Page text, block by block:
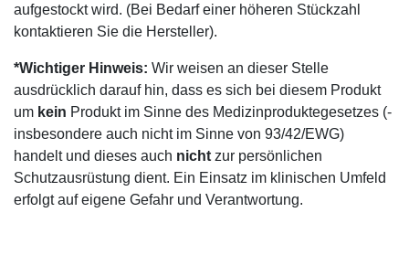
aufgestockt wird. (Bei Bedarf einer höheren Stückzahl
kontaktieren Sie die Hersteller).
*Wichtiger Hinweis: Wir weisen an dieser Stelle
ausdrücklich darauf hin, dass es sich bei diesem Produkt
um kein Produkt im Sinne des Medizinproduktegesetzes (-
insbesondere auch nicht im Sinne von 93/42/EWG)
handelt und dieses auch nicht zur persönlichen
Schutzausrüstung dient. Ein Einsatz im klinischen Umfeld
erfolgt auf eigene Gefahr und Verantwortung.